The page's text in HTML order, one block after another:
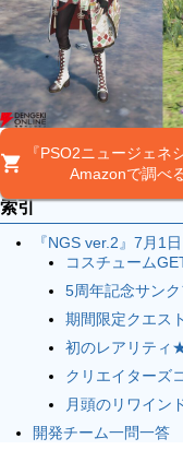
『PSO2ニュージェネ
Amazonで調べ
索引
『NGS ver.2』7月1
コスチューム
5周年記念サン
期間限定クエス
初のレアリティ
クリエイターズ
月頭のリワイン
開発チーム一問一答